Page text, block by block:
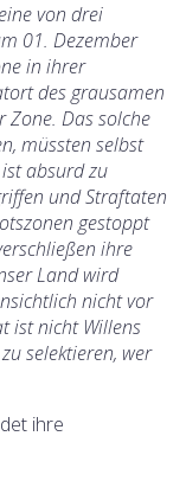
von drei
01. Dezember
in ihrer
des grausamen
Zone. Das solche
müssten selbst
absurd zu
und Straftaten
gestoppt
ihre
Land wird
nicht vor
ist nicht Willens
selektieren, wer
ihre